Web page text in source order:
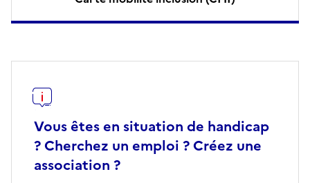
Vous êtes en situation de handicap
? Cherchez un emploi ? Créez une
association ?